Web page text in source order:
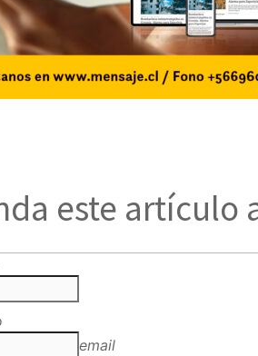
este artículo
email